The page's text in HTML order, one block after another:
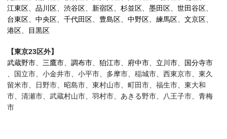
江東区 、品川区 、渋谷区 新宿区 、杉並区 、墨田区 、世田谷区
台東区 、中央区 、千代田区 豊島区 、中野区 、練馬区 、文京区
港区
目黒区
【東京23区外】
武蔵野市
三鷹市 、調布市 、狛江市 府中市 立川市
国分寺市
、国立市、小金井市、小平市、多摩市、稲城市、西東京市、東久
留米市、日野市、昭島市、東村山市、町田市、福生市、東大和
市、清瀬市、武蔵村山市、羽村市、あきる野市、八王子市、青梅
市